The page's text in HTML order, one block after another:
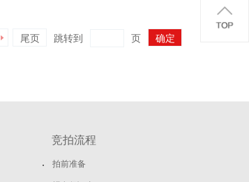
尾页 跳转到 页
竞拍流程
拍前准备